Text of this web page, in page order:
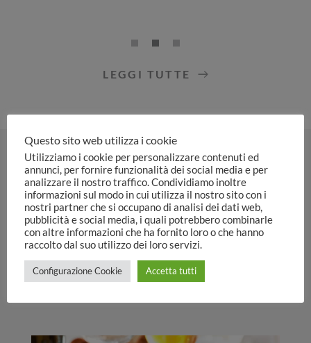
LEGGI TUTTE
ESPERIENZE DI GUSTO
La Cucina
Un viaggio tra sapori e tradizioni della nostra
terra
Questo sito web utilizza i cookie
Utilizziamo i cookie per personalizzare contenuti ed
annunci, per fornire funzionalità dei social media e per
analizzare il nostro traffico. Condividiamo inoltre
informazioni sul modo in cui utilizza il nostro sito con i
nostri partner che si occupano di analisi dei dati web,
pubblicità e social media, i quali potrebbero combinarle
con altre informazioni che ha fornito loro o che hanno
raccolto dal suo utilizzo dei loro servizi.
Configurazione Cookie Accetta tutti